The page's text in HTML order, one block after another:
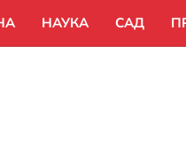
НАУКА САД